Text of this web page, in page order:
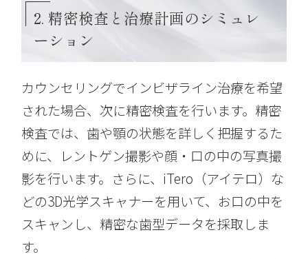
2. 精密検査と治療計画のシミュレ
ーション
カウンセリングでインビザライン治療を希望
された場合、次に精密検査を行います。精密
検査では、歯や顎の状態を詳しく把握するた
めに、レントゲン撮影や顔・口の中の写真撮
影を行います。さらに、iTero（アイテロ）な
どの3D光学スキャナーを用いて、お口の中を
スキャンし、精密な歯型データを採取しま
す。